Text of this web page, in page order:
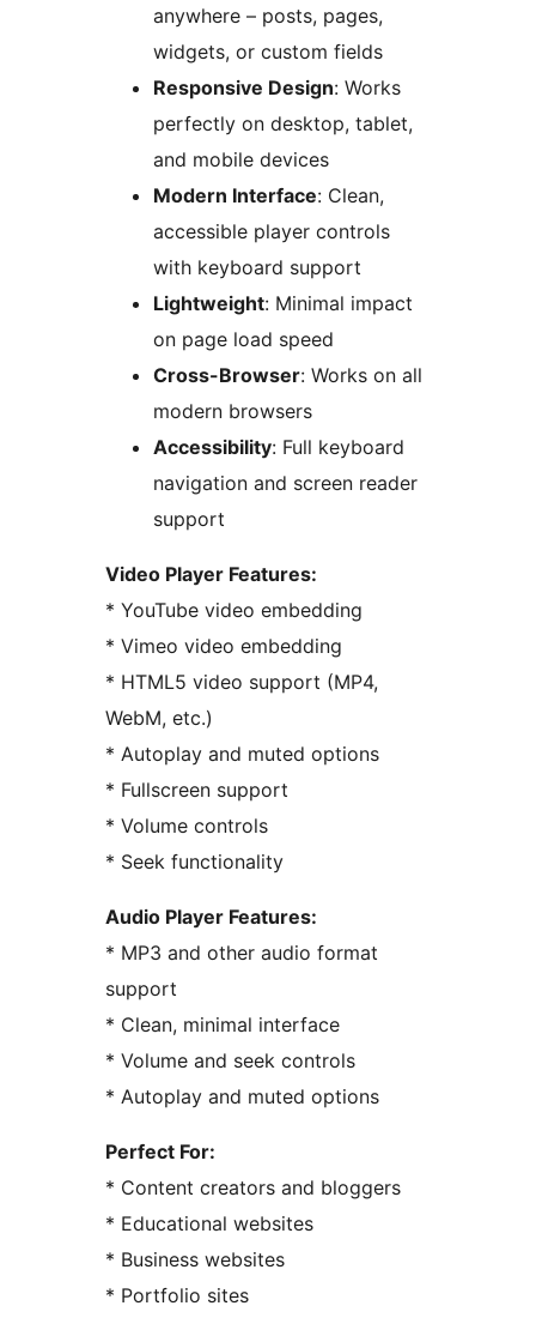
anywhere – posts, pages,
widgets, or custom fields
Responsive Design: Works
perfectly on desktop, tablet,
and mobile devices
Modern Interface: Clean,
accessible player controls
with keyboard support
Lightweight: Minimal impact
on page load speed
Cross-Browser: Works on all
modern browsers
Accessibility: Full keyboard
navigation and screen reader
support
Video Player Features:
* YouTube video embedding
* Vimeo video embedding
* HTML5 video support (MP4,
WebM, etc.)
* Autoplay and muted options
* Fullscreen support
* Volume controls
* Seek functionality
Audio Player Features:
* MP3 and other audio format
support
* Clean, minimal interface
* Volume and seek controls
* Autoplay and muted options
Perfect For:
* Content creators and bloggers
* Educational websites
* Business websites
* Portfolio sites